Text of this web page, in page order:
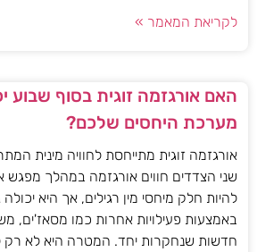
לקריאת המאמר »
האם אורגזמה זוגית בסוף שבוע
מערכת היחסים שלכם?
אורגזמה זוגית מתייחסת לחוויה מינית
שני הצדדים חווים אורגזמה במהלך מפגש
להיות חלק מיחסי מין רגילים, אך היא
באמצעות פעילויות אחרות כמו מסאז'ים,
חדשות שנחקרות יחד. המטרה היא לא רק